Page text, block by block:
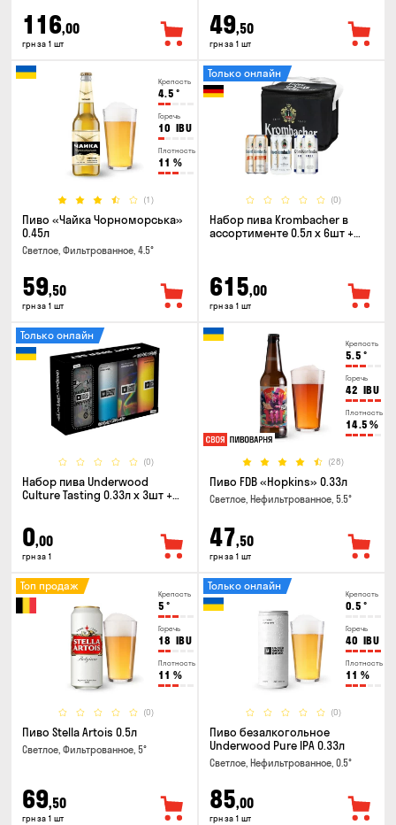
116,00
грн за 1 шт
49,50
грн за 1 шт
Крепость
4.5 °
Горечь
10 IBU
Плотность
11 %
(1)
Пиво «Чайка Чорноморська»
0.45л
Светлое, Фильтрованное, 4.5°
59,50
грн за 1 шт
(0)
Только онлайн
Набор пива Krombacher в
ассортименте 0.5л х 6шт +
615,00
грн за 1 шт
(0)
Только онлайн
Набор пива Underwood
Culture Tasting 0.33л x 3шт +
0,00
грн за 1
Крепость
5.5 °
Горечь
42 IBU
Плотность
14.5 %
(28)
Пиво FDB «Hopkins» 0.33л
Светлое, Нефильтрованное, 5.5°
47,50
грн за 1 шт
Крепость
5 °
Горечь
18 IBU
Плотность
11 %
(0)
Топ продаж
Пиво Stella Artois 0.5л
Светлое, Фильтрованное, 5°
69,50
грн за 1 шт
Крепость
0.5 °
Горечь
40 IBU
Плотность
11 %
(0)
Только онлайн
Пиво безалкогольное
Underwood Pure IPA 0.33л
Светлое, Нефильтрованное, 0.5°
85,00
грн за 1 шт